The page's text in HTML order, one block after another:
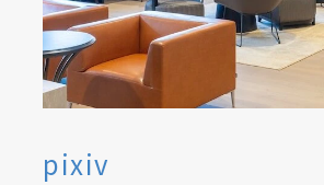
pixiv